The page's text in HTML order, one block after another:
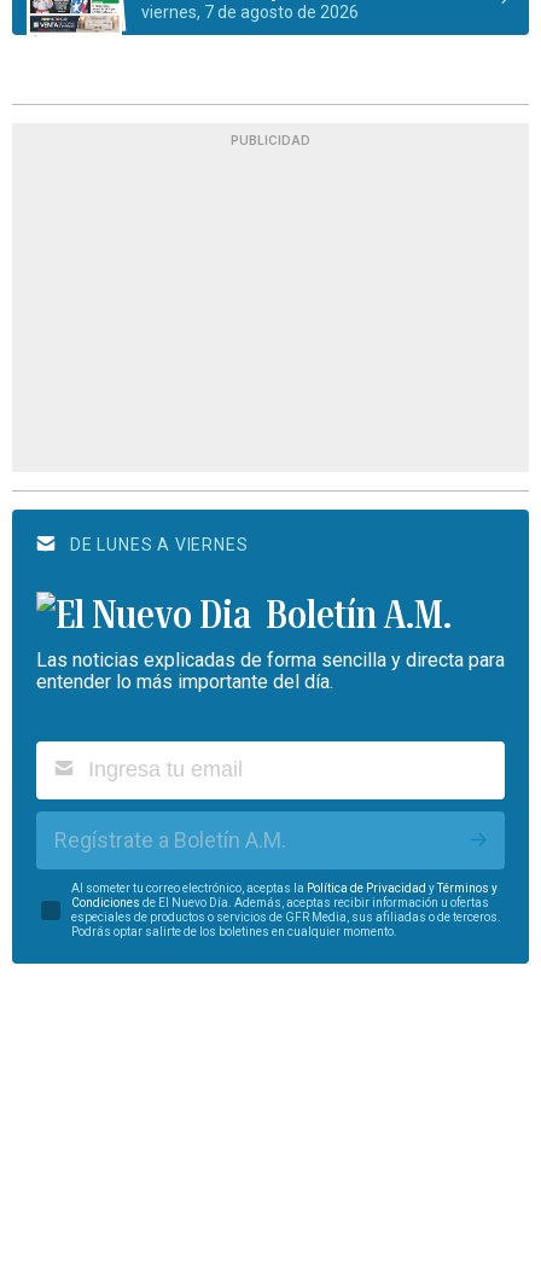
viernes, 7 de agosto de 2026
PUBLICIDAD
DE LUNES A VIERNES
Boletín A.M.
Las noticias explicadas de forma sencilla y directa para
entender lo más importante del día.
Regístrate a Boletín A.M.
Al someter tu correo electrónico, aceptas la Política de Privacidad yTérminos y
Condiciones de El Nuevo Día. Además, aceptas recibir información u ofertas
especiales de productos o servicios de GFR Media, sus afiliadas o de terceros.
Podrás optar salirte de los boletines en cualquier momento.